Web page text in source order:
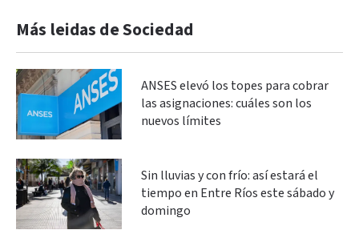
Más leidas de Sociedad
ANSES elevó los topes para cobrar
las asignaciones: cuáles son los
nuevos límites
Sin lluvias y con frío: así estará el
tiempo en Entre Ríos este sábado y
domingo